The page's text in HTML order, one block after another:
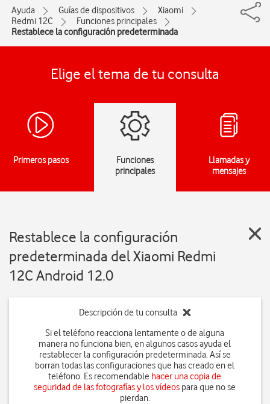
Ayuda Guías de dispositivos
Xiaomi
Redmi 12C
Funciones principales
Restablece la configuración predeterminada
Elige el tema de tu consulta
Primeros pasos
Funciones
principales
Llamadas y
mensajes
Restablece la configuración
predeterminada del Xiaomi Redmi
12C Android 12.0
Descripción de tu consulta
Si el teléfono reacciona lentamente o de alguna
manera no funciona bien, en algunos casos ayuda el
restablecer la configuración predeterminada. Así se
borran todas las configuraciones que has creado en el
teléfono. Es recomendable hacer una copia de
seguridad de las fotografías y los vídeos para que no se
pierdan.